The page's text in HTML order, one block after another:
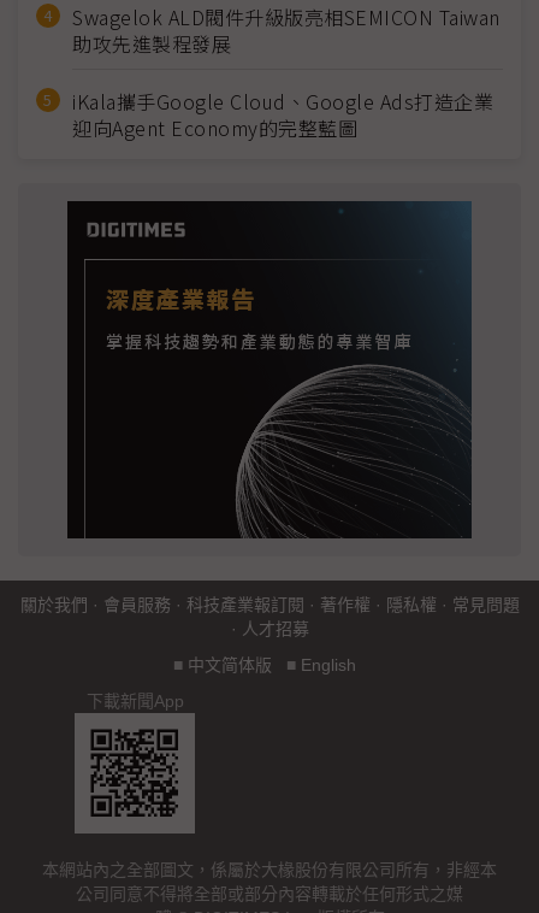
Swagelok ALD閥件升級版亮相SEMICON Taiwan
助攻先進製程發展
iKala攜手Google Cloud、Google Ads打造企業
迎向Agent Economy的完整藍圖
關於我們 · 會員服務 · 科技產業報訂閱 · 著作權 · 隱私權 · 常見問題
· 人才招募
■ 中文简体版 ■ English
下載新聞App
本網站內之全部圖文，係屬於大椽股份有限公司所有，非經本
公司同意不得將全部或部分內容轉載於任何形式之媒